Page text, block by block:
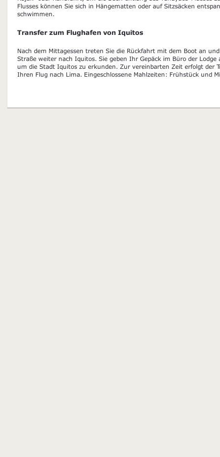
Flusses können Sie sich in Hängematten oder auf Sitzsäcken
schwimmen.
Transfer zum Flughafen von Iquitos
Nach dem Mittagessen treten Sie die Rückfahrt mit dem Boot an
Straße weiter nach Iquitos. Sie geben Ihr Gepäck im Büro der Lodge
um die Stadt Iquitos zu erkunden. Zur vereinbarten Zeit erfolgt der
Ihren Flug nach Lima. Eingeschlossene Mahlzeiten: Frühstück und